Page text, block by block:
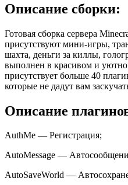
Описание сборки:
Готовая сборка сервера
присутствуют мини-игры,
шахта, деньги за киллы,
выполнен в красивом и
присутствует больше 40
которые не дадут вам
Описание
AuthMe — Регистрация;
AutoMessage —
AutoSaveWorld —